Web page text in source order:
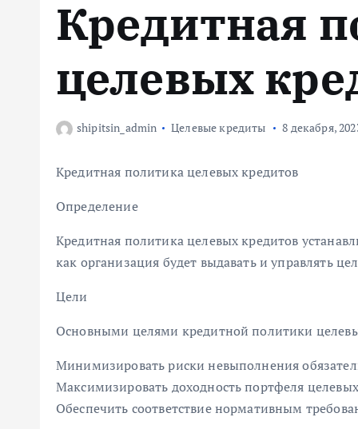
Кредитная
целевых
shipitsin_admin Целевые кредиты 8 декабря,
Кредитная политика целевых кредитов
Определение
Кредитная политика целевых кредитов
как организация будет выдавать и управлять
Цели
Основными целями кредитной политики
Минимизировать риски невыполнения
Максимизировать доходность портфеля
Обеспечить соответствие нормативным